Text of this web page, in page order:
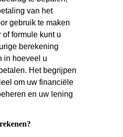
van het
gebruik te maken
formule kunt u
berekening
in hoeveel u
Het begrijpen
om uw financiële
en uw lening